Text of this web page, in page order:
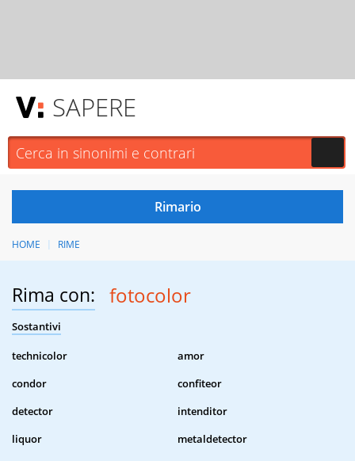
SAPERE
HOME RIME
Rima con: fotocolor
Sostantivi
technicolor
amor
condor
confiteor
detector
intenditor
liquor
metaldetector